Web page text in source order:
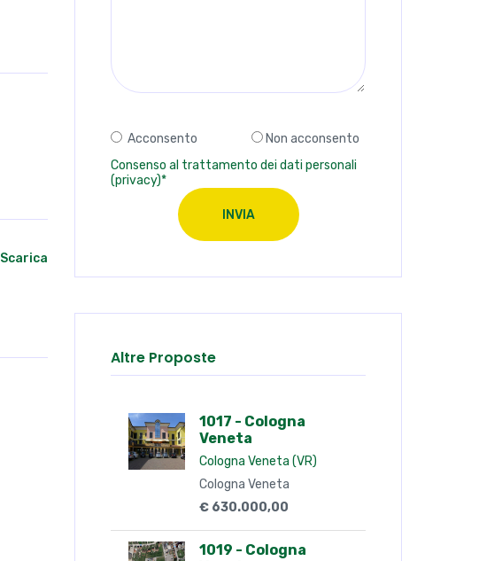
Scarica
Acconsento
Non acconsento
Consenso al trattamento dei dati personali
(privacy)*
INVIA
Altre Proposte
1017 - Cologna
Veneta
Cologna Veneta (VR)
Cologna Veneta
€ 630.000,00
1019 - Cologna